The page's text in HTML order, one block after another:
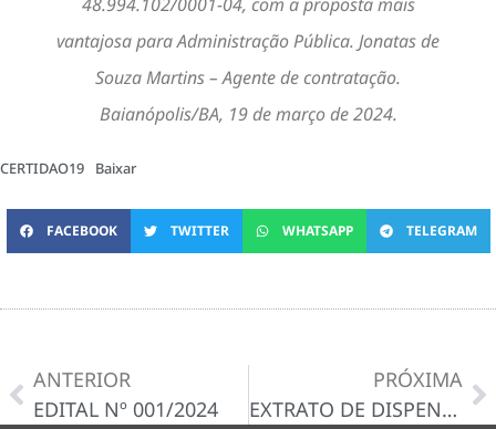
vantajosa para Administração Pública. Jonatas de
Souza Martins – Agente de contratação.
Baianópolis/BA, 19 de março de 2024.
CERTIDAO19 Baixar
FACEBOOK TWITTER WHATSAPP TELEGRAM
ANTERIOR
EDITAL Nº 001/2024
PRÓXIMA
EXTRATO DE DISPENSA Nº 020/2024